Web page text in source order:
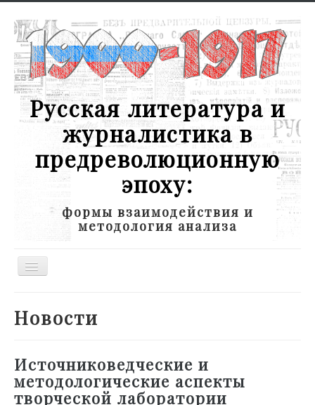
Русская литература и
журналистика в
предреволюционную
эпоху:
формы взаимодействия и
методология анализа
Toggle
О проекте
Приглашенные эксперты
Научная работа
Новости
Источниковедческие и
методологические аспекты
творческой лаборатории